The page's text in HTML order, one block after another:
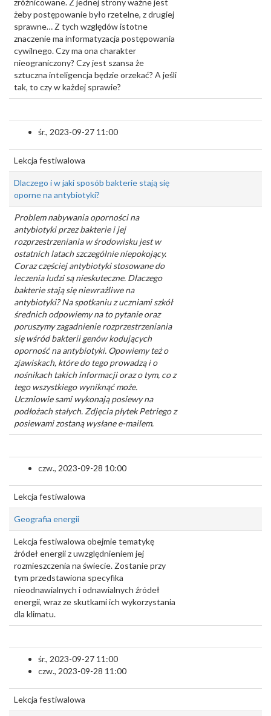
zróżnicowane. Z jednej strony ważne jest
żeby postępowanie było rzetelne, z drugiej
sprawne… Z tych względów istotne
znaczenie ma informatyzacja postępowania
cywilnego. Czy ma ona charakter
nieograniczony? Czy jest szansa że
sztuczna inteligencja będzie orzekać? A jeśli
tak, to czy w każdej sprawie?
śr., 2023-09-27 11:00
Lekcja festiwalowa
Dlaczego i w jaki sposób bakterie stają się
oporne na antybiotyki?
Problem nabywania oporności na
antybiotyki przez bakterie i jej
rozprzestrzeniania w środowisku jest w
ostatnich latach szczególnie niepokojący.
Coraz częściej antybiotyki stosowane do
leczenia ludzi są nieskuteczne. Dlaczego
bakterie stają się niewrażliwe na
antybiotyki? Na spotkaniu z uczniami szkół
średnich odpowiemy na to pytanie oraz
poruszymy zagadnienie rozprzestrzeniania
się wśród bakterii genów kodujących
oporność na antybiotyki. Opowiemy też o
zjawiskach, które do tego prowadzą i o
nośnikach takich informacji oraz o tym, co z
tego wszystkiego wyniknąć może.
Uczniowie sami wykonają posiewy na
podłożach stałych. Zdjęcia płytek Petriego z
posiewami zostaną wysłane e-mailem.
czw., 2023-09-28 10:00
Lekcja festiwalowa
Geografia energii
Lekcja festiwalowa obejmie tematykę
źródeł energii z uwzględnieniem jej
rozmieszczenia na świecie. Zostanie przy
tym przedstawiona specyfika
nieodnawialnych i odnawialnych źródeł
energii, wraz ze skutkami ich wykorzystania
dla klimatu.
śr., 2023-09-27 11:00
czw., 2023-09-28 11:00
Lekcja festiwalowa